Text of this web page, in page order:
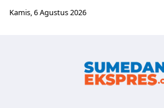
Kamis, 6 Agustus 2026